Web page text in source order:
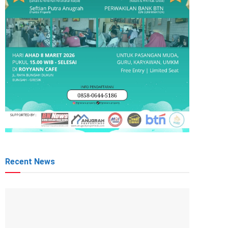
Recent News